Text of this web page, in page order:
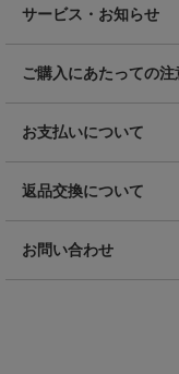
サービス・お知らせ
ご購入にあたっての注
お支払いについて
返品交換について
お問い合わせ